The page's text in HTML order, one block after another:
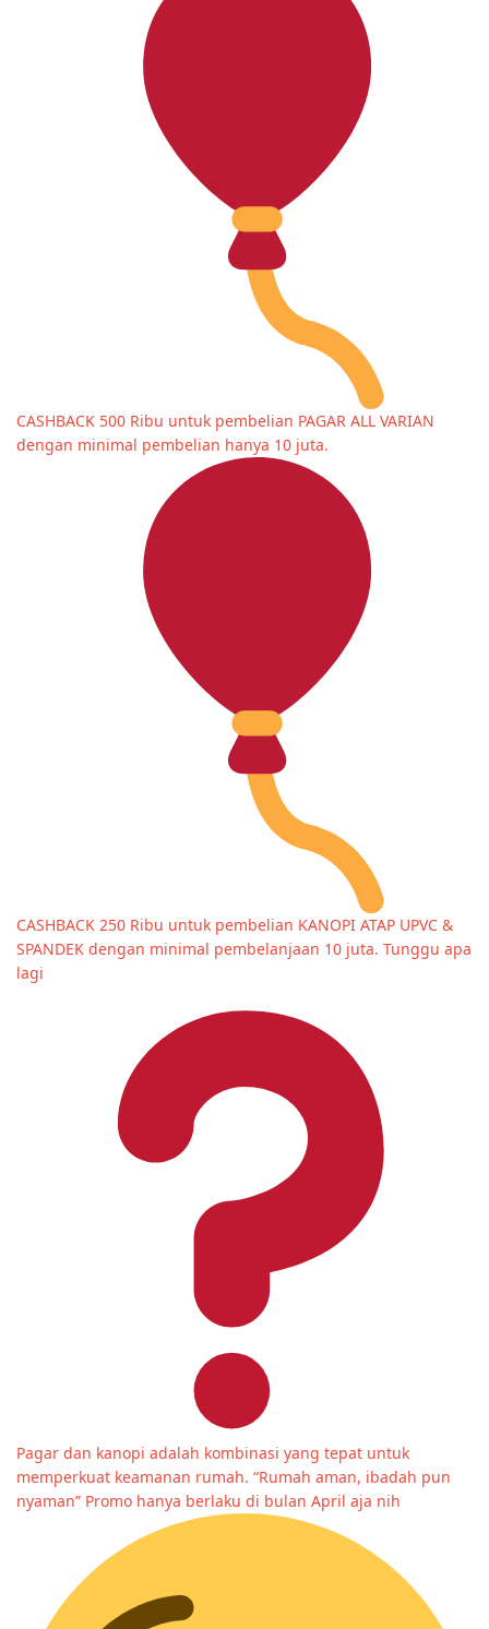
CASHBACK 500 Ribu untuk pembelian PAGAR ALL VARIAN
dengan minimal pembelian hanya 10 juta.
CASHBACK 250 Ribu untuk pembelian KANOPI ATAP UPVC &
SPANDEK dengan minimal pembelanjaan 10 juta. Tunggu apa
lagi
Pagar dan kanopi adalah kombinasi yang tepat untuk
memperkuat keamanan rumah. “Rumah aman, ibadah pun
nyaman” Promo hanya berlaku di bulan April aja nih